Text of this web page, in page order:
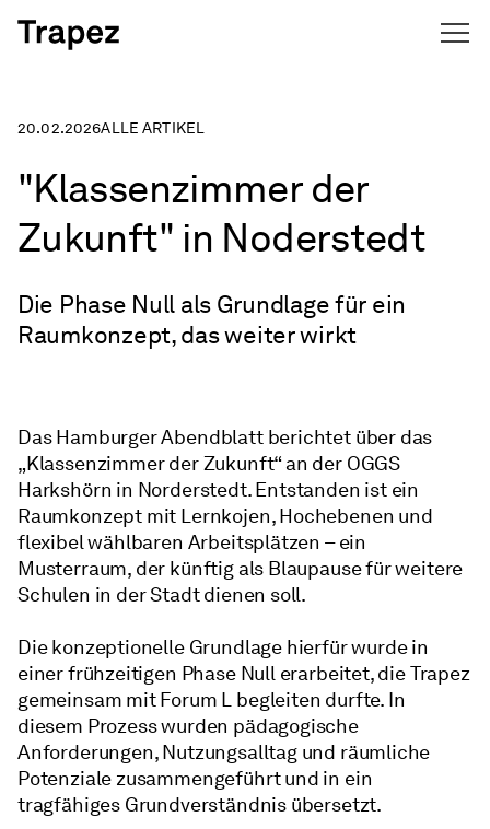
20.02.2026ALLE ARTIKEL
"Klassenzimmer der
Zukunft" in Noderstedt
Die Phase Null als Grundlage für ein
Raumkonzept, das weiter wirkt
Das Hamburger Abendblatt berichtet über das
„Klassenzimmer der Zukunft“ an der OGGS
Harkshörn in Norderstedt. Entstanden ist ein
Raumkonzept mit Lernkojen, Hochebenen und
flexibel wählbaren Arbeitsplätzen – ein
Musterraum, der künftig als Blaupause für weitere
Schulen in der Stadt dienen soll.
Die konzeptionelle Grundlage hierfür wurde in
einer frühzeitigen Phase Null erarbeitet, die Trapez
gemeinsam mit Forum L begleiten durfte. In
diesem Prozess wurden pädagogische
Anforderungen, Nutzungsalltag und räumliche
Potenziale zusammengeführt und in ein
tragfähiges Grundverständnis übersetzt.